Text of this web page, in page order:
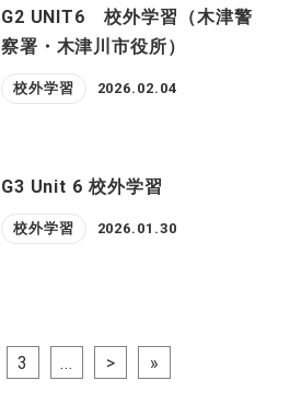
G2 UNIT6 校外学習（木津警
察署・木津川市役所）
校外学習 2026.02.04
G3 Unit 6 校外学習
校外学習 2026.01.30
3 ... > »